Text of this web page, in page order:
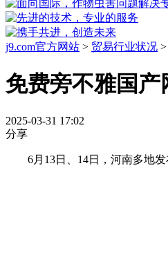
j9.com官方网站 > 贸易行业状况 >
免费旁不雅国产
2025-03-31 17:02
分享
6月13日、14日，河南多地发